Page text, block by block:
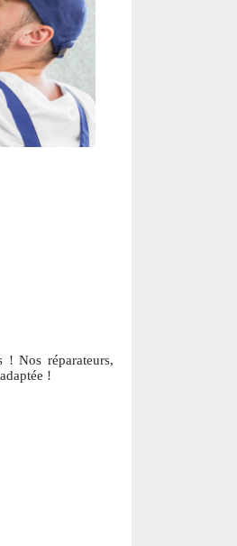
! Nos réparateurs,
!